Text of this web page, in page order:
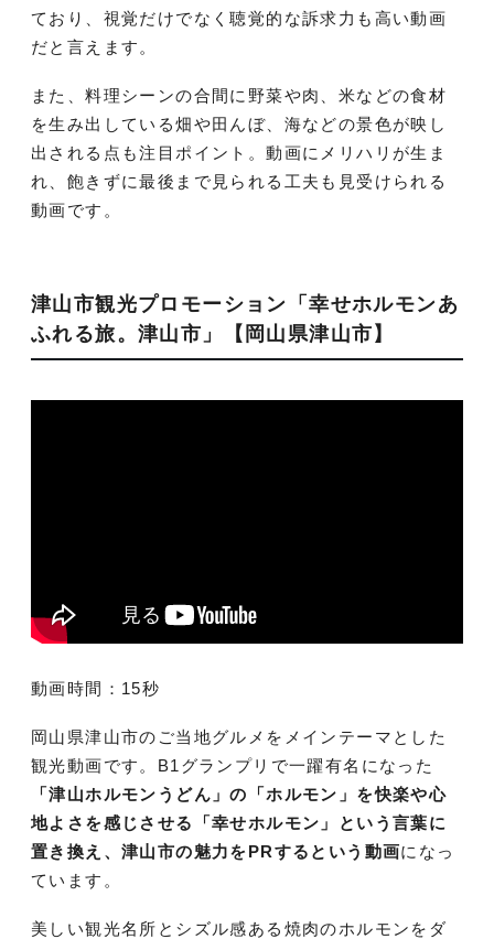
ており、視覚だけでなく聴覚的な訴求力も高い動画
だと言えます。
また、料理シーンの合間に野菜や肉、米などの食材
を生み出している畑や田んぼ、海などの景色が映し
出される点も注目ポイント。動画にメリハリが生ま
れ、飽きずに最後まで見られる工夫も見受けられる
動画です。
津山市観光プロモーション「幸せホルモンあ
ふれる旅。津山市」【岡山県津山市】
動画時間：15秒
岡山県津山市のご当地グルメをメインテーマとした
観光動画です。B1グランプリで一躍有名になった
「津山ホルモンうどん」の「ホルモン」を快楽や心
地よさを感じさせる「幸せホルモン」という言葉に
置き換え、津山市の魅力をPRするという動画になっ
ています。
美しい観光名所とシズル感ある焼肉のホルモンをダ